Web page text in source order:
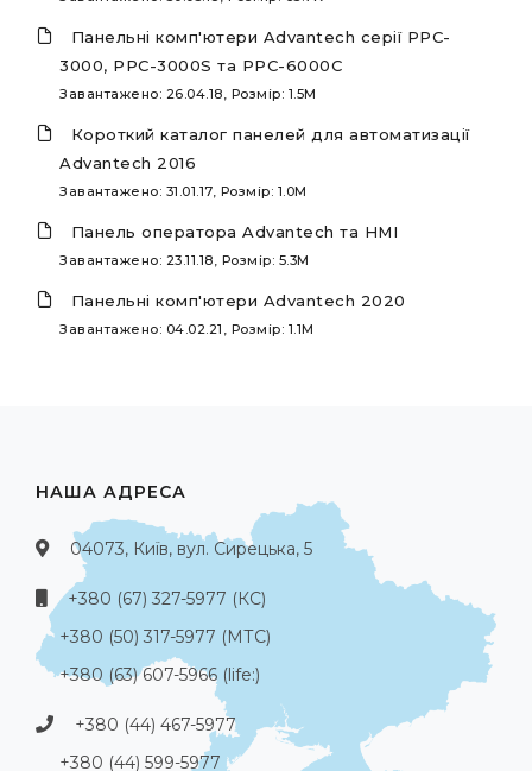
Панельні комп'ютери Advantech серії PPC-
3000, PPC-3000S та PPC-6000C
Завантажено: 26.04.18, Розмір: 1.5M
Короткий каталог панелей для автоматизації
Advantech 2016
Завантажено: 31.01.17, Розмір: 1.0M
Панель оператора Advantech та HMI
Завантажено: 23.11.18, Розмір: 5.3M
Панельні комп'ютери Advantech 2020
Завантажено: 04.02.21, Розмір: 1.1M
НАША АДРЕСА
04073, Київ, вул. Сирецька, 5
+380 (67) 327-5977 (КС)
+380 (50) 317-5977 (МТС)
+380 (63) 607-5966 (life:)
+380 (44) 467-5977
+380 (44) 599-5977